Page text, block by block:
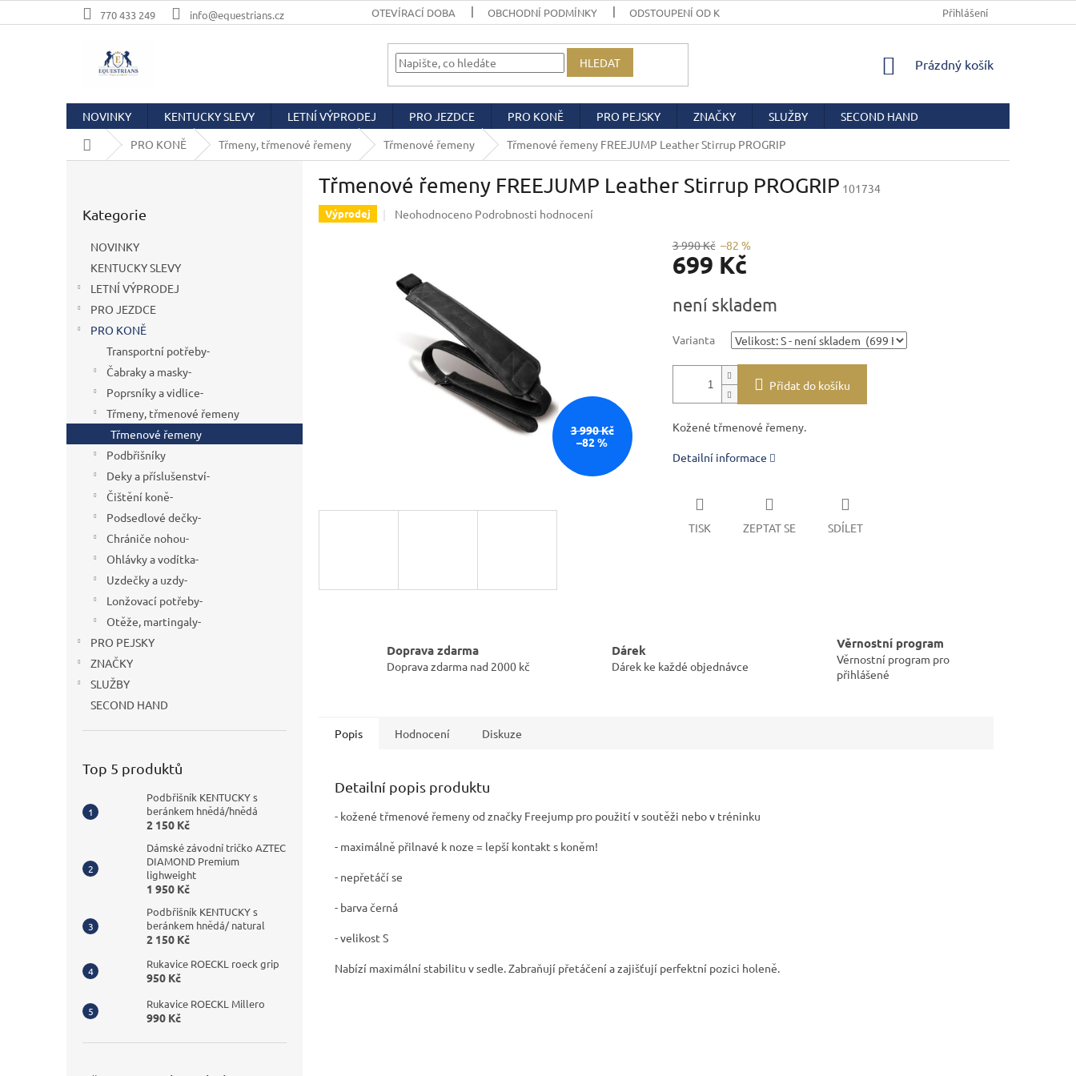
na
770 433 249 info@equestrians.cz OTEVÍRACÍ DOBA OBCHODNÍ PODMÍNKY ODSTOUPENÍ OD KUPNÍ SMLOUVY PODMÍNKY OCHRANY OSOBNÍCH ÚDAJŮ
Přihlášení
HLEDAT
NÁKUPNÍ
Prázdný košík
NOVINKY KENTUCKY SLEVY LETNÍ VÝPRODEJ PRO JEZDCE PRO KONĚ PRO PEJSKY ZNAČKY SLUŽBY
SECOND HAND
Domů
PRO KONĚ Třmeny, třmenové řemeny Třmenové řemeny Třmenové řemeny FREEJUMP Leather Stirrup PROGRIP
kategorie
Kategorie
NOVINKY
KENTUCKY SLEVY
LETNÍ VÝPRODEJ
PRO JEZDCE
PRO KONĚ
Transportní potřeby-
Čabraky a masky-
Poprsníky a vidlice-
Třmeny, třmenové řemeny
Třmenové řemeny
Podbřišníky
Deky a příslušenství-
Čištění koně-
Podsedlové dečky-
Chrániče nohou-
Ohlávky a vodítka-
Uzdečky a uzdy-
Lonžovací potřeby-
Otěže, martingaly-
PRO PEJSKY
ZNAČKY
SLUŽBY
SECOND HAND
Top 5 produktů
Podbřišník KENTUCKY s
beránkem hnědá/hnědá
2 150 Kč
Dámské závodní tričko AZTEC
DIAMOND Premium
lighweight
1 950 Kč
Podbřišník KENTUCKY s
beránkem hnědá/ natural
2 150 Kč
Rukavice ROECKL roeck grip
950 Kč
Rukavice ROECKL Millero
990 Kč
Třmenové řemeny FREEJUMP Leather Stirrup PROGRIP 101734
Výprodej
Průměrné
0,0
z
hvězdiček.
Neohodnoceno Podrobnosti hodnocení
3 990 Kč
–82 %
3 990 Kč –82 %
699 Kč
cena:
není skladem
Varianta
Přidat do košíku
Kožené třmenové řemeny.
Detailní informace
TISK ZEPTAT SE SDÍLET
Doprava zdarma
Doprava zdarma nad 2000 kč
Dárek
Dárek ke každé objednávce
Věrnostní program
Věrnostní program pro
přihlášené
Popis Hodnocení Diskuze
Detailní popis produktu
- kožené třmenové řemeny od značky Freejump pro použití v soutěži nebo v tréninku
- maximálně přilnavé k noze = lepší kontakt s koněm!
- nepřetáčí se
- barva černá
- velikost S
Nabízí maximální stabilitu v sedle. Zabraňují přetáčení a zajišťují perfektní pozici holeně.